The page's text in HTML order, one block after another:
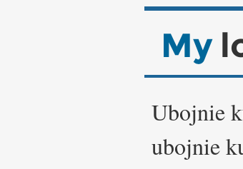
Ubojnie
ubojnie